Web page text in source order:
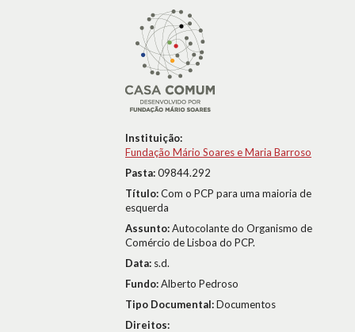
Instituição:
Fundação Mário Soares e Maria Barroso
Pasta:09844.292
Título:Com o PCP para uma maioria de
esquerda
Assunto:Autocolante do Organismo de
Comércio de Lisboa do PCP.
Data: s.d.
Fundo:Alberto Pedroso
Tipo Documental:Documentos
Direitos: